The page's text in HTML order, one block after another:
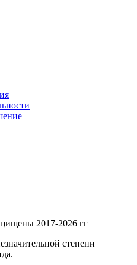
2017-2026 гг
степени